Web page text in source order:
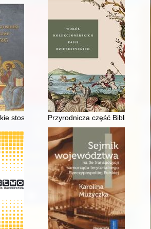
stosunki polityczno-wojskowe w latach
Przyrodnicza część Biblioteki